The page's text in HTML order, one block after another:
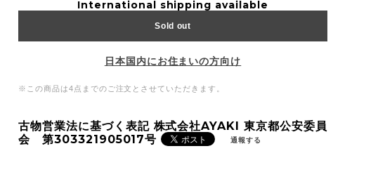
International shipping available
Sold out
日本国内にお住まいの方向け
※この商品は4点までのご注文とさせていただきます。
古物営業法に基づく表記 株式会社AYAKI 東京都公安委員
会 第303321905017号
通報する